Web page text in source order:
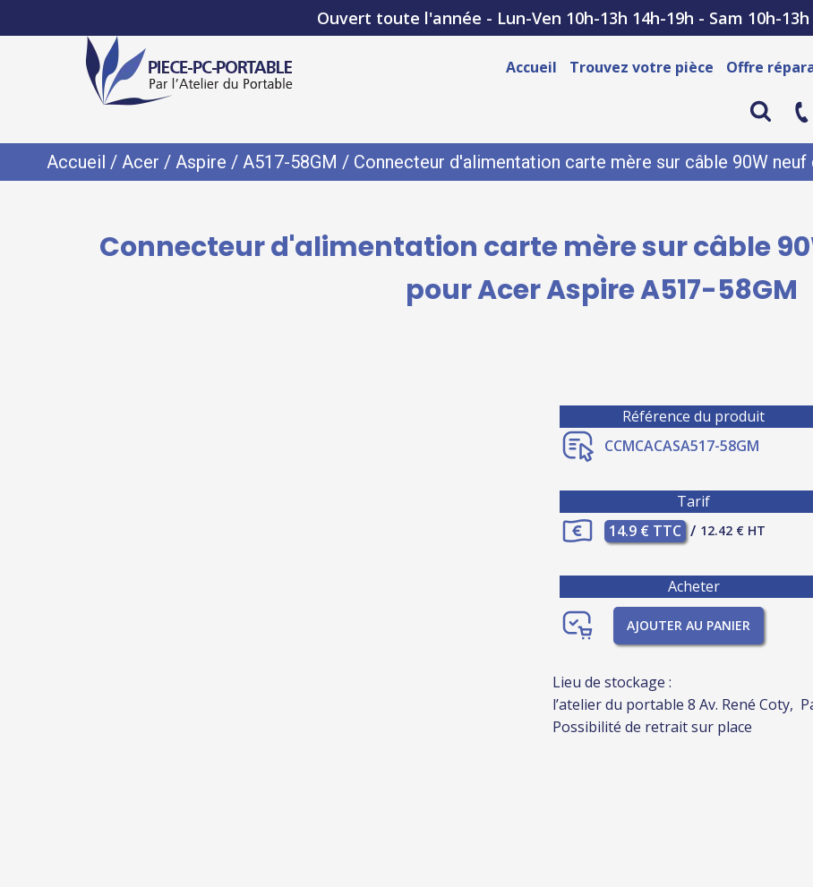
Ouvert toute l'année - Lun-Ven 10h-13h 14h-19h - Sam 10h-13h
Accueil Trouvez votre pièce Offre
Accueil / Acer / Aspire / A517-58GM / Connecteur d'alimentation carte mère sur câble 90W
Connecteur d'alimentation carte mère sur câble
pour Acer Aspire A517-58GM
Référence du produit
CCMCACASA517-58GM
Tarif
14.9 € TTC / 12.42 € HT
Acheter
AJOUTER AU PANIER
Lieu de stockage :
l’atelier du portable 8 Av. René Coty,
Possibilité de retrait sur place